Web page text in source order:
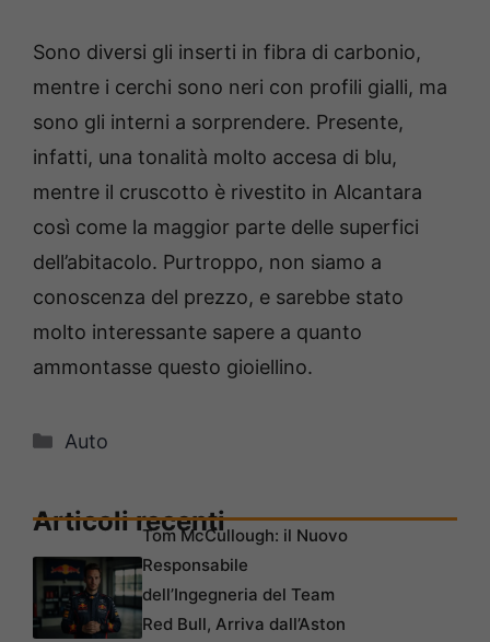
Sono diversi gli inserti in fibra di carbonio,
mentre i cerchi sono neri con profili gialli, ma
sono gli interni a sorprendere. Presente,
infatti, una tonalità molto accesa di blu,
mentre il cruscotto è rivestito in Alcantara
così come la maggior parte delle superfici
dell’abitacolo. Purtroppo, non siamo a
conoscenza del prezzo, e sarebbe stato
molto interessante sapere a quanto
ammontasse questo gioiellino.
Categorie
Auto
Articoli recentiTom McCullough: il Nuovo
Responsabile
dell’Ingegneria del Team
Red Bull, Arriva dall’Aston